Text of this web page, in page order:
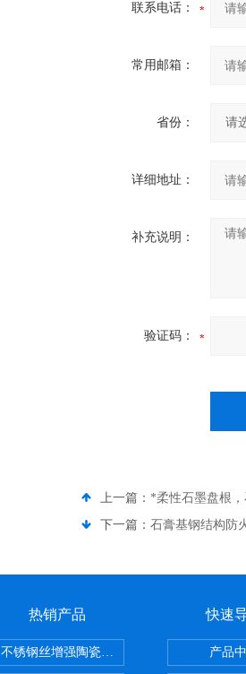
联系电话：
常用邮箱：
省份：
详细地址：
补充说明：
验证码：
上一篇： *柔性石墨盘根
下一篇： 石膏基钢结构防
热销产品
不锈钢丝增强陶瓷纤维布，陶瓷布用途
快速
产品